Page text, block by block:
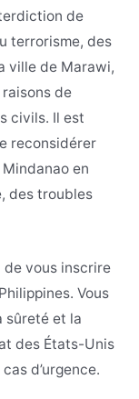
de
terrorisme, des
ville de Marawi,
de
civils. Il est
reconsidérer
en
des troubles
de vous inscrire
Vous
sûreté et la
des États-Unis
d’urgence.